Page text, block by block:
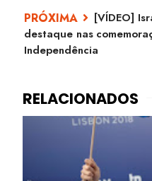
[VÍDEO]
destaque nas
Independência